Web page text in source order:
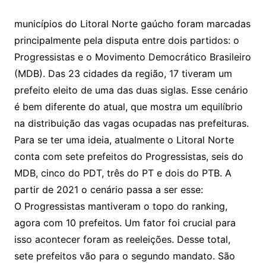
municípios do Litoral Norte gaúcho foram marcadas
principalmente pela disputa entre dois partidos: o
Progressistas e o Movimento Democrático Brasileiro
(MDB). Das 23 cidades da região, 17 tiveram um
prefeito eleito de uma das duas siglas. Esse cenário
é bem diferente do atual, que mostra um equilíbrio
na distribuição das vagas ocupadas nas prefeituras.
Para se ter uma ideia, atualmente o Litoral Norte
conta com sete prefeitos do Progressistas, seis do
MDB, cinco do PDT, três do PT e dois do PTB. A
partir de 2021 o cenário passa a ser esse:
O Progressistas mantiveram o topo do ranking,
agora com 10 prefeitos. Um fator foi crucial para
isso acontecer foram as reeleições. Desse total,
sete prefeitos vão para o segundo mandato. São